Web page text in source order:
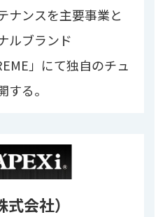
ナンスを主要事業と
ルブランド
」にて独自のチュ
る。
会社）